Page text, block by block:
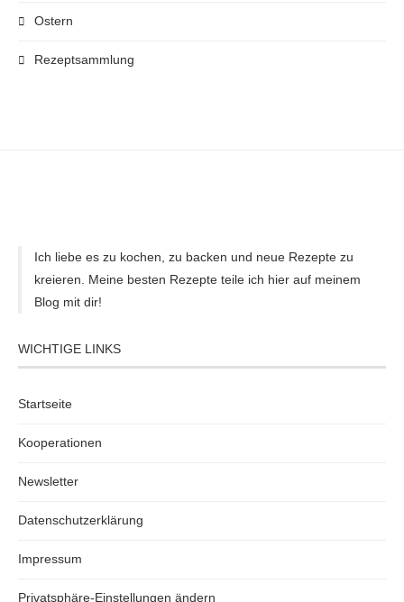
Ostern
Rezeptsammlung
Ich liebe es zu kochen, zu backen und neue Rezepte zu
kreieren. Meine besten Rezepte teile ich hier auf meinem
Blog mit dir!
WICHTIGE LINKS
Startseite
Kooperationen
Newsletter
Datenschutzerklärung
Impressum
Privatsphäre-Einstellungen ändern